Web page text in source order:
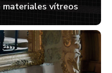
materiales vítreos